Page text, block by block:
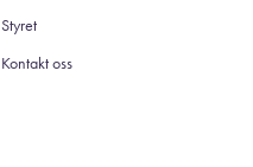
Styret
Kontakt oss